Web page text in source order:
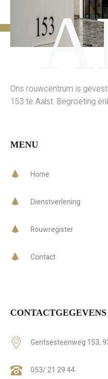
Ons rouwcentrum is
153 te Aalst. Begroeting
MENU
Home
Dienstverlening
Rouwregister
Contact
CONTACTGEGEVENS
Gentsesteenweg 153,
053/ 21 29 44